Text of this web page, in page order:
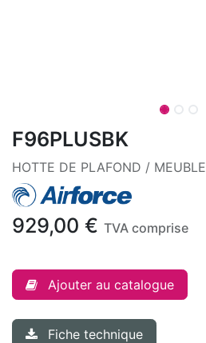
F96PLUSBK
HOTTE DE PLAFOND / MEUBLE
929,00 € TVA comprise
Ajouter au catalogue
Fiche technique